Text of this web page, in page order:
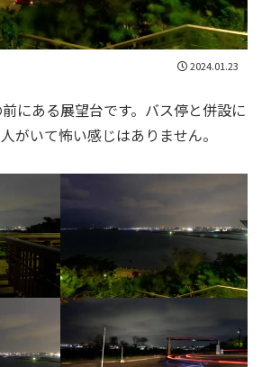
2024.01.23
にある展望台です。バス停と併設に
がいて怖い感じはありません。